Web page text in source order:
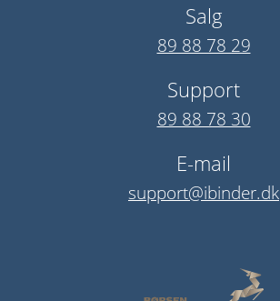
Salg
89 88 78 29
Support
89 88 78 30
E-mail
support@ibinder.dk